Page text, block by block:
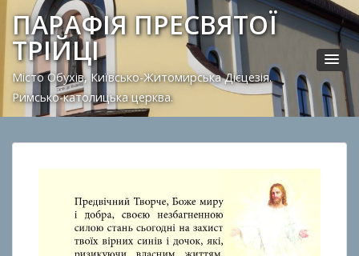
ПАРАФІЯ ПРЕСВЯТОЇ
ТРІЙЦІ
Місто Обухів, Київсько-Житомирська Дієцезія.
Римсько-католицька церква.